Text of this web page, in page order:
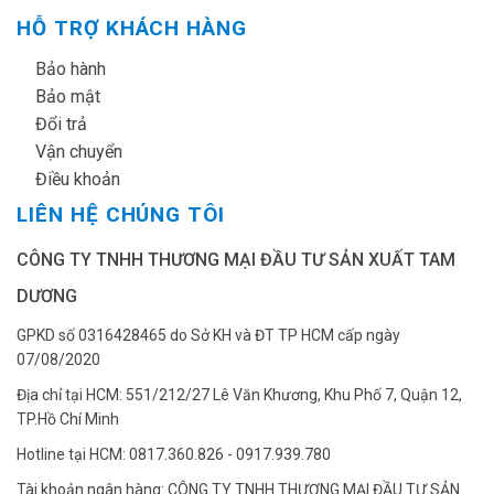
HỖ TRỢ KHÁCH HÀNG
Bảo hành
Bảo mật
Đổi trả
Vận chuyển
Điều khoản
LIÊN HỆ CHÚNG TÔI
CÔNG TY TNHH THƯƠNG MẠI ĐẦU TƯ SẢN XUẤT TAM
DƯƠNG
GPKD số 0316428465 do Sở KH và ĐT TP HCM cấp ngày
07/08/2020
Địa chỉ tại HCM: 551/212/27 Lê Văn Khương, Khu Phố 7, Quận 12,
TP.Hồ Chí Minh
Hotline tại HCM: 0817.360.826 - 0917.939.780
Tài khoản ngân hàng: CÔNG TY TNHH THƯƠNG MẠI ĐẦU TƯ SẢN